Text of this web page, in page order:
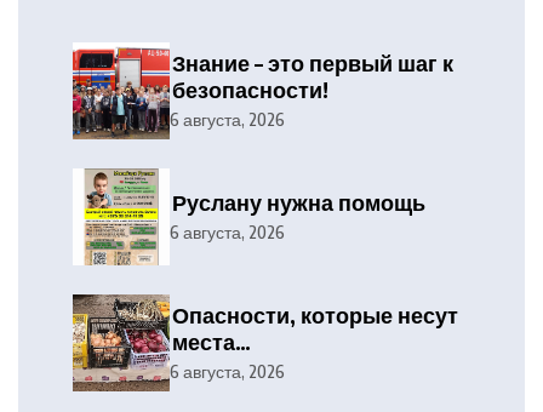
Знание – это первый шаг к
безопасности!
6 августа, 2026
Руслану нужна помощь
6 августа, 2026
Опасности, которые несут
места
несанкционированной
6 августа, 2026